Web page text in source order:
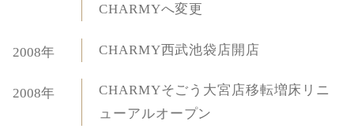
CHARMYへ変更
2008年 CHARMY西武池袋店開店
2008年
CHARMYそごう大宮店移転増床リニ
ューアルオープン